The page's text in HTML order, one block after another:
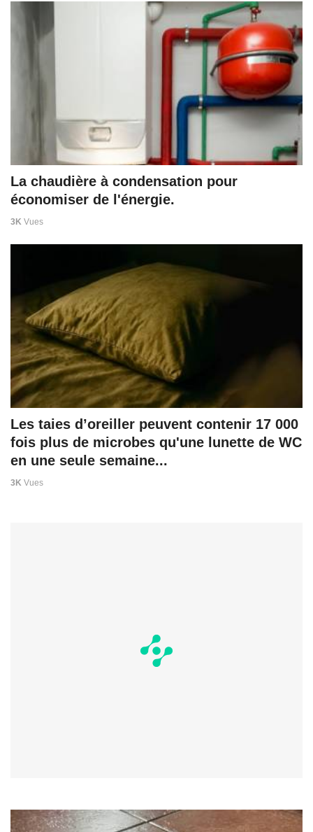
La chaudière à condensation pour
économiser de l'énergie.
3K Vues
Les taies d’oreiller peuvent contenir 17 000
fois plus de microbes qu'une lunette de WC
en une seule semaine...
3K Vues